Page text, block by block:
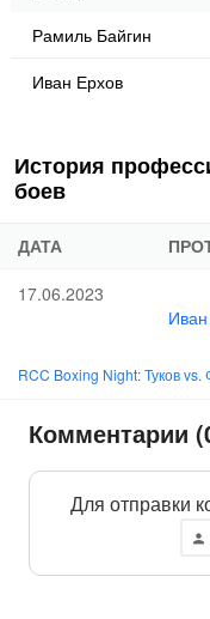
Рамиль Байгин
Иван Ерхов
История
боев
ДАТА
17.06.2023
RCC Boxing Night: Туков vs.
Комментарии
Для отправки